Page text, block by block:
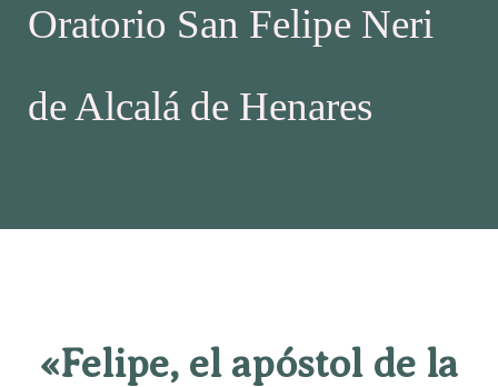
Oratorio San Felipe Neri
de Alcalá de Henares
«Felipe, el apóstol de la